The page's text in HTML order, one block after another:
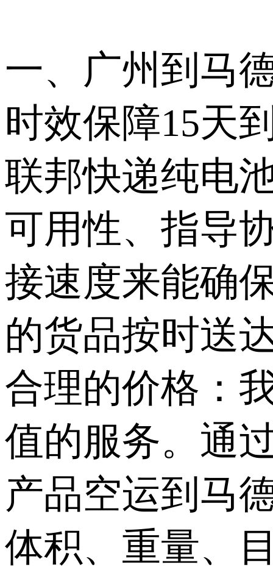
一、广州到马
时效保障15天
联邦快递纯电
可用性、指导
接速度来能确
的货品按时送
合理的价格：
值的服务。通
产品空运到马
体积、重量、